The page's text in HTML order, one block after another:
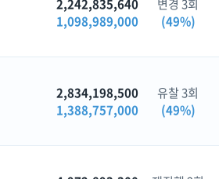
2,242,835,640
1,098,989,000
변경 3회
(49%)
2,834,198,500
1,388,757,000
유찰 3회
(49%)